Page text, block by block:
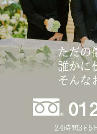
ただの
誰かに
そんな
24時間365